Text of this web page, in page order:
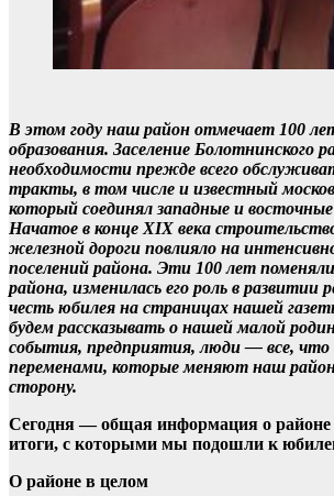
В этом году наш район отмечает 100
образования. Заселение Болотнинского
необходимости прежде всего
тракты, в том числе и известный
который соединял западные и
Начатое в конце XIX века
железной дороги повлияло на
поселений района. Эти 100 лет
района, изменилась его роль в развитии
честь юбилея на страницах нашей
будем рассказывать о нашей малой
события, предприятия, люди — все, что
переменами, которые меняют наш
сторону.
Сегодня — общая информация о районе
итоги, с которыми мы подошли к
О районе в целом